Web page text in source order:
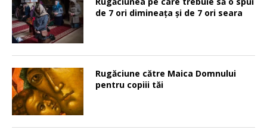
de 7 ori dimineața și de 7 ori seara
Rugăciune către Maica Domnului
pentru copiii tăi